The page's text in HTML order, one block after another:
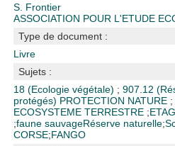
S. Frontier
ASSOCIATION POUR L'ETUDE
Type de document :
Livre
Sujets :
18 (Ecologie végétale) ;907.12
protégés) PROTECTION NATURE ;
ECOSYSTEME TERRESTRE ;
;faune sauvageRéserve naturelle;
CORSE;FANGO